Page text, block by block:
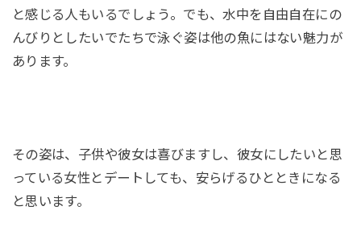
と感じる人もいるでしょう。でも、水中を自由自在にの
んびりとしたいでたちで泳ぐ姿は他の魚にはない魅力が
あります。
その姿は、子供や彼女は喜びますし、彼女にしたいと思
っている女性とデートしても、安らげるひとときになる
と思います。